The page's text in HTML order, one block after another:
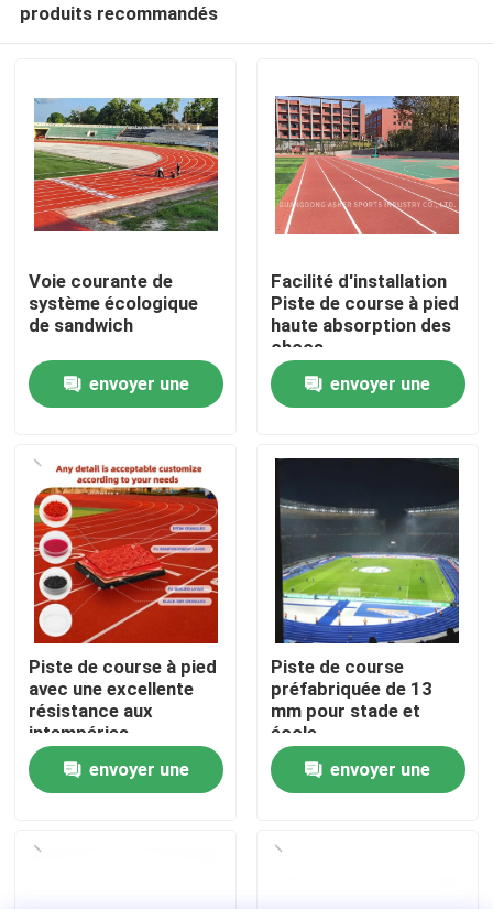
Accueil
Produits
Vidéos
À propos de nous
Visite de l'usine
Contrôle de qualité
Nous contacter
Nouvelles
produits recommandés
Voie courante de
système écologique
de sandwich
envoyer une
Facilité d'installation
Piste de course à pied
haute absorption des
chocs
envoyer une
Piste de course à pied
avec une excellente
résistance aux
intempéries
envoyer une
Piste de course
préfabriquée de 13
mm pour stade et
école
envoyer une